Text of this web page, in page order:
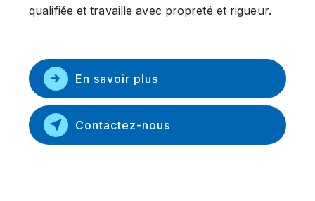
qualifiée et travaille avec propreté et rigueur.
En savoir plus
Contactez-nous